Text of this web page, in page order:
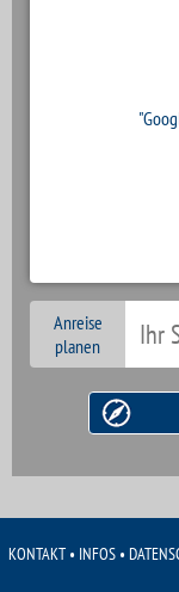
Anreise
planen
KONTAKT • INFOS •